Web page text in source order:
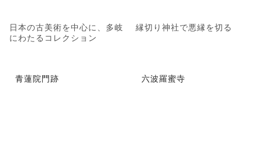
日本の古美術を中心に、多岐
にわたるコレクション
縁切り神社で悪縁を切る
青蓮院門跡 六波羅蜜寺